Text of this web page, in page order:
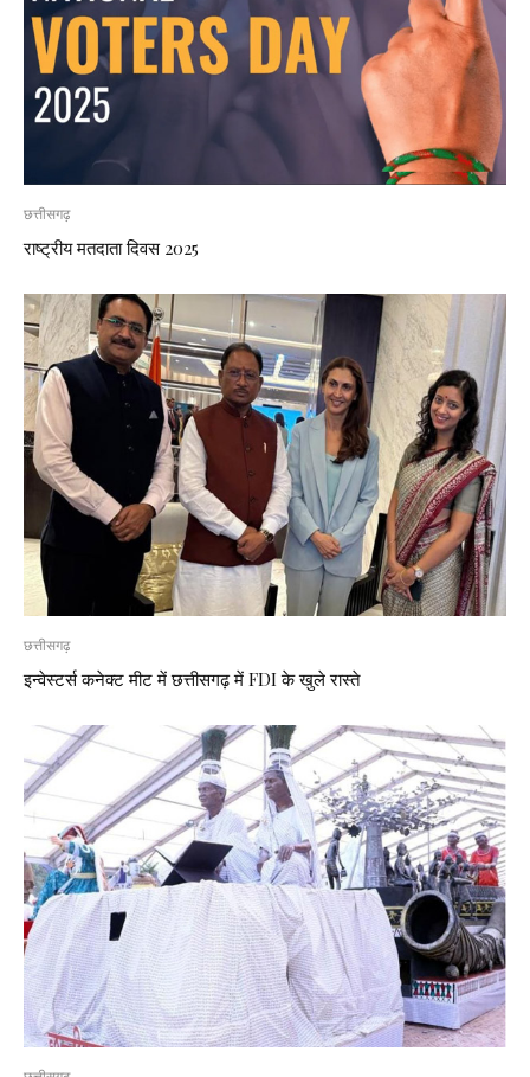
छत्तीसगढ़
राष्ट्रीय मतदाता दिवस 2025
छत्तीसगढ़
इन्वेस्टर्स कनेक्ट मीट में छत्तीसगढ़ में FDI के खुले रास्ते